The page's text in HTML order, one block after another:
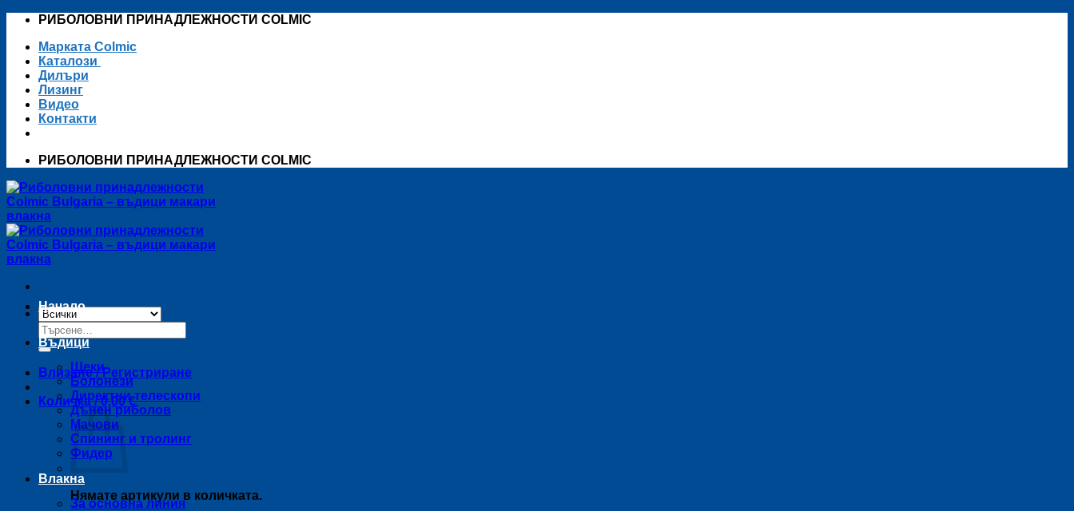
Skip
content
РИБОЛОВНИ ПРИНАДЛЕЖНОСТИ COLMIC
Марката Colmic
Каталози
Дилъри
Лизинг
Видео
Контакти
РИБОЛОВНИ ПРИНАДЛЕЖНОСТИ COLMIC
Търсене
за:
Влизане / Регистриране
Количка /0,00€
Нямате артикули в количката.
Начало
Въдици
Щеки
Болонези
Директни телескопи
Дънен риболов
Мачови
Спининг и тролинг
Фидер
Влакна
За основна линия